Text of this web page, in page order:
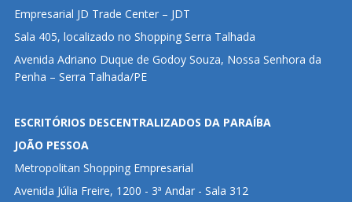
Empresarial JD Trade Center – JDT
Sala 405, localizado no Shopping Serra Talhada
Avenida Adriano Duque de Godoy Souza, Nossa Senhora da
Penha – Serra Talhada/PE
ESCRITÓRIOS DESCENTRALIZADOS DA PARAÍBA
JOÃO PESSOA
Metropolitan Shopping Empresarial
Avenida Júlia Freire, 1200 - 3ª Andar - Sala 312